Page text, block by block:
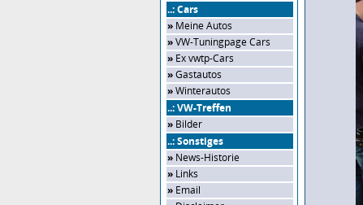
..: Cars
» Meine Autos
»VW-Tuningpage Cars
» Ex vwtp-Cars
»Gastautos
»Winterautos
..: VW-Treffen
» Bilder
..: Sonstiges
» News-Historie
» Links
» Email